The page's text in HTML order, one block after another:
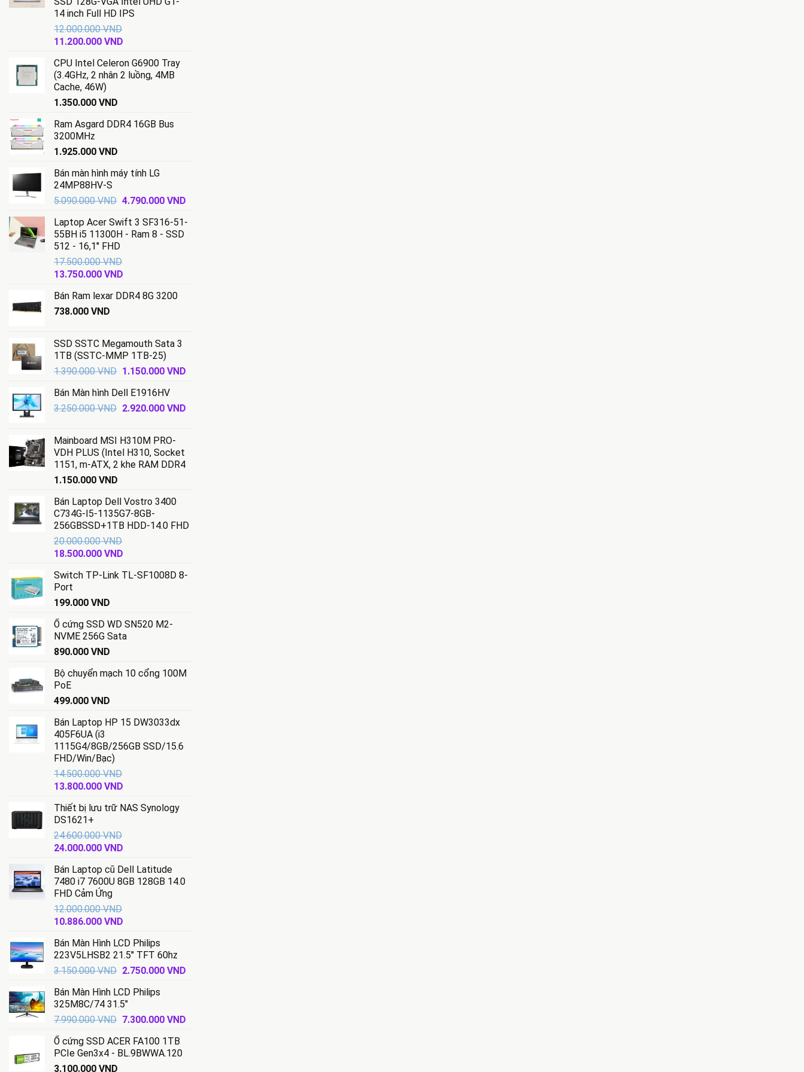
14 inch Full HD IPS
12.000.000VND
Giá
là:
12.000.000 VND.
11.200.000 VND
tại
là:
CPU Intel Celeron G6900 Tray
(3.4GHz, 2 nhân 2 luồng, 4MB
Cache, 46W)
1.350.000 VND
Ram Asgard DDR4 16GB Bus
3200MHz
1.925.000 VND
Bán màn hình máy tính LG
24MP88HV-S
5.090.000VND Giá
là:
5.090.000 VND.
4.790.000 VNDGiá
tại
Laptop Acer Swift 3 SF316-51-
55BH i5 11300H - Ram 8 - SSD
512 - 16,1'' FHD
17.500.000VND
Giá
là:
17.500.000 VND.
13.750.000 VND
tại
Bán Ram lexar DDR4 8G 3200
738.000 VND
SSD SSTC Megamouth Sata 3
1TB (SSTC-MMP 1TB-25)
1.390.000VND Giá
là:
1.390.000 VND.
1.150.000 VNDGiá
là:
Bán Màn hình Dell E1916HV
3.250.000VND Giá
3.250.000 VND.
2.920.000 VNDGiá
2.920.000 VND.
Mainboard MSI H310M PRO-
VDH PLUS (Intel H310, Socket
1151, m-ATX, 2 khe RAM DDR4
1.150.000 VND
Bán Laptop Dell Vostro 3400
C734G-I5-1135G7-8GB-
256GBSSD+1TB HDD-14.0 FHD
20.000.000VND
Giá
là:
20.000.000 VND.
18.500.000 VND
tại
Switch TP-Link TL-SF1008D 8-
Port
199.000 VND
Ổ cứng SSD WD SN520 M2-
NVME 256G Sata
890.000 VND
Bộ chuyển mạch 10 cổng 100M
PoE
499.000 VND
Bán Laptop HP 15 DW3033dx
405F6UA (i3
1115G4/8GB/256GB SSD/15.6
FHD/Win/Bạc)
14.500.000VND
Giá
là:
14.500.000 VND.
13.800.000 VND
tại
Thiết bị lưu trữ NAS Synology
DS1621+
24.600.000VND
Giá
là:
24.600.000 VND.
24.000.000 VND
tại
là:
Bán Laptop cũ Dell Latitude
7480 i7 7600U 8GB 128GB 14.0
FHD Cảm Ứng
12.000.000VND
Giá
là:
12.000.000 VND.
10.886.000 VND
tại
là:
10.886.000 VND.
Bán Màn Hình LCD Philips
223V5LHSB2 21.5'' TFT 60hz
3.150.000VND Giá
là:
3.150.000 VND.
2.750.000 VNDGiá
2.750.000 VND.
Bán Màn Hình LCD Philips
325M8C/74 31.5"
7.990.000VND Giá
là:
7.990.000 VND.
7.300.000 VNDGiá
Ổ cứng SSD ACER FA100 1TB
PCIe Gen3x4 - BL.9BWWA.120
3.100.000 VND